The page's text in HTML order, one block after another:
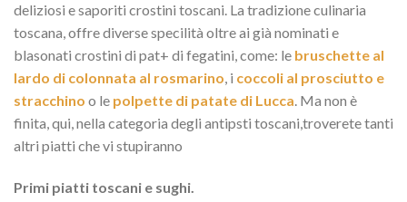
deliziosi e saporiti crostini toscani. La tradizione culinaria
toscana, offre diverse specilità oltre ai già nominati e
blasonati crostini di pat+ di fegatini, come: le bruschette al
lardo di colonnata al rosmarino, i coccoli al prosciutto e
stracchino o le polpette di patate di Lucca. Ma non è
finita, qui, nella categoria degli antipsti toscani,troverete tanti
altri piatti che vi stupiranno
Primi piatti toscani e sughi.